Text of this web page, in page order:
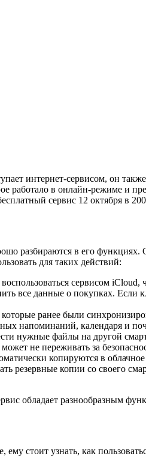
интернет-сервисом, он
работало в онлайн-режиме и
сервис 12 октября в
разбираются в его
для таких действий:
сервисом
все данные о покупках. Если
ранее были
напоминаний, календаря и
нужные файлы на другой
не переживать за
копируются в
резервные копии со своего
обладает разнообразным
стоит узнать, как